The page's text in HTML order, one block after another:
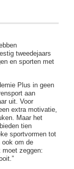
tweedejaars
en sporten met
Plus in geen
aan
uit. Voor
extra motivatie,
Maar het
tien
sportvormen tot
ook om de
zeggen: